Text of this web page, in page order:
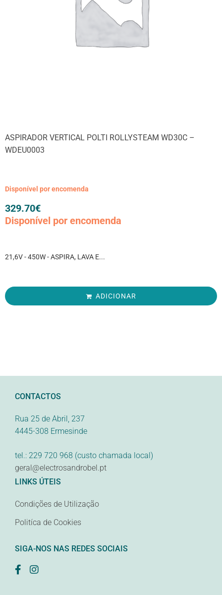
ASPIRADOR VERTICAL POLTI ROLLYSTEAM WD30C –
WDEU0003
Disponível por encomenda
329.70€
Disponível por encomenda
21,6V - 450W - ASPIRA, LAVA E...
ADICIONAR
CONTACTOS
Rua 25 de Abril, 237
4445-308 Ermesinde
tel.: 229 720 968 (custo chamada local)
geral@electrosandrobel.pt
LINKS ÚTEIS
Condições de Utilização
Politíca de Cookies
SIGA-NOS NAS REDES SOCIAIS